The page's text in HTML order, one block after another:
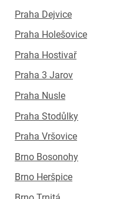
Praha Dejvice
Praha Holešovice
Praha Hostivař
Praha 3 Jarov
Praha Nusle
Praha Stodůlky
Praha Vršovice
Brno Bosonohy
Brno Heršpice